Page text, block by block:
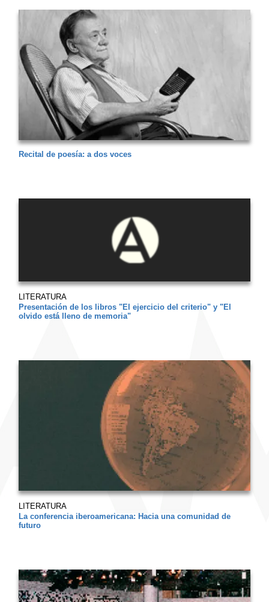
Recital de poesía: a dos voces
LITERATURA
Presentación de los libros "El ejercicio del criterio" y "El
olvido está lleno de memoria"
LITERATURA
La conferencia iberoamericana: Hacia una comunidad de
futuro